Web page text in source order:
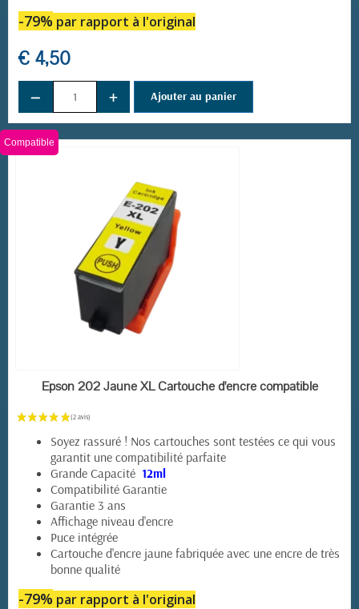
-79% par rapport à l'original
€ 4,50
− + Ajouter au panier
EN STOCK
Compatible
Epson 202 Jaune XL Cartouche d'encre compatible
Soyez rassuré ! Nos cartouches sont testées ce qui vous
garantit une compatibilité parfaite
Grande Capacité 12ml
Compatibilité Garantie
Garantie 3 ans
Affichage niveau d'encre
Puce intégrée
Cartouche d'encre jaune fabriquée avec une encre de très
bonne qualité
-79% par rapport à l'original